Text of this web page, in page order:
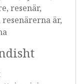
resenär,
är,